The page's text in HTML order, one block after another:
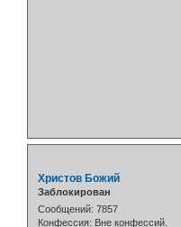
Христов Божий
Заблокирован
Сообщений: 7857
Конфессия: Вне конфессий.